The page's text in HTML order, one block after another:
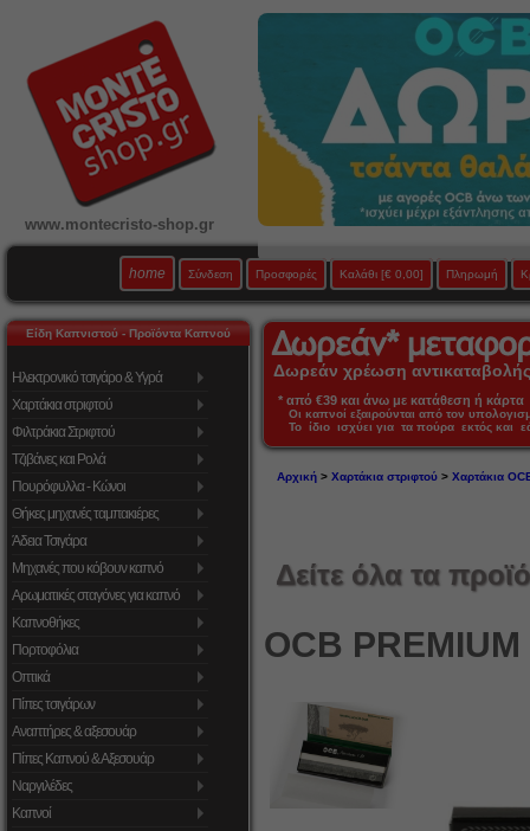
www.montecristo-shop.gr
home Σύνδεση Προσφορές Καλάθι [€ 0,00] Πληρωμή
Είδη Καπνιστού - Προϊόντα Καπνού
Ηλεκτρονικό τσιγάρο & Υγρά
Χαρτάκια στριφτού
Φιλτράκια Στριφτού
Τζιβάνες και Ρολά
Πουρόφυλλα - Κώνοι
Θήκες μηχανές ταμπακιέρες
Άδεια Τσιγάρα
Μηχανές που κόβουν καπνό
Αρωματικές σταγόνες για καπνό
Καπνοθήκες
Πορτοφόλια
Οπτικά
Πίπες τσιγάρων
Αναπτήρες & αξεσουάρ
Πίπες Καπνού & Αξεσουάρ
Ναργιλέδες
Καπνοί
Δωρεάν χρέωση
* από €39 και άνω με κατάθεση ή
Οι καπνοί εξαιρούνται από τον
Το ίδιο ισχύει για τα πούρα εκτός και
Αρχική> Χαρτάκια στριφτού> Χαρτάκια
Δείτε όλα τα
OCB